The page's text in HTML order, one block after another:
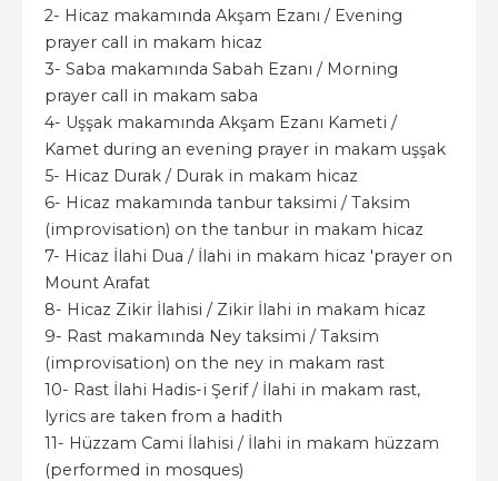
2- Hicaz makamında Akşam Ezanı / Evening
prayer call in makam hicaz
3- Saba makamında Sabah Ezanı / Morning
prayer call in makam saba
4- Uşşak makamında Akşam Ezanı Kameti /
Kamet during an evening prayer in makam uşşak
5- Hicaz Durak / Durak in makam hicaz
6- Hicaz makamında tanbur taksimi / Taksim
(improvisation) on the tanbur in makam hicaz
7- Hicaz İlahi Dua / İlahi in makam hicaz 'prayer on
Mount Arafat
8- Hicaz Zikir İlahisi / Zikir İlahi in makam hicaz
9- Rast makamında Ney taksimi / Taksim
(improvisation) on the ney in makam rast
10- Rast İlahi Hadis-i Şerif / İlahi in makam rast,
lyrics are taken from a hadith
11- Hüzzam Cami İlahisi / İlahi in makam hüzzam
(performed in mosques)